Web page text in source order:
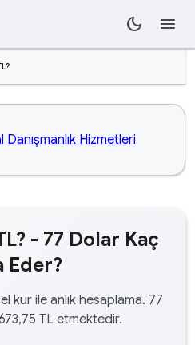
dark_mode menu
- 77 Dolar Kaç
Eder?
kur ile anlık hesaplama. 77
TL etmektedir.